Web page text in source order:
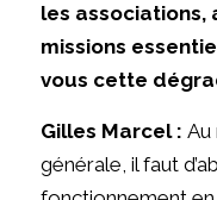
les associations,
missions
vous cette
Gilles Marcel : Au
générale, il faut